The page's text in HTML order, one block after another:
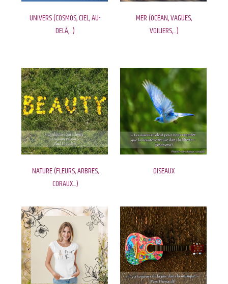
UNIVERS (COSMOS, CIEL, AU-
DELÀ,...)
MER (OCÉAN, VAGUES,
VOILIERS,...)
NATURE (FLEURS, ARBRES,
CORAUX...)
OISEAUX